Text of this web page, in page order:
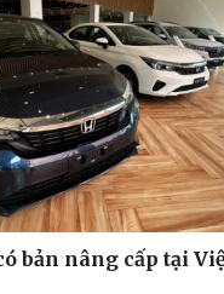
bản nâng cấp tại